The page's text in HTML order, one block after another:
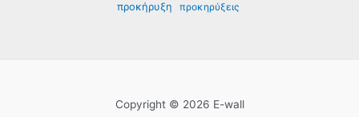
προκήρυξη προκηρύξεις
Copyright © 2026 E-wall